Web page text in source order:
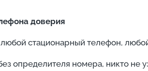
доверия
любой стационарный телефон,
определителя номера, никто не